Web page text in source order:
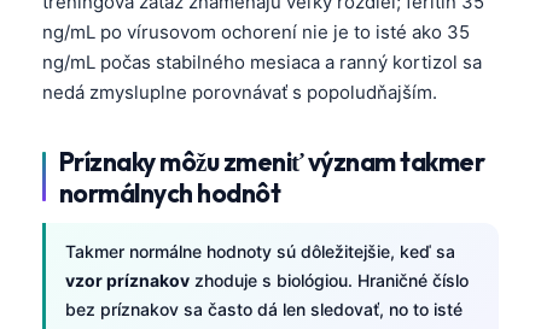
ng/mL po vírusovom ochorení nie je to isté ako 35
ng/mL počas stabilného mesiaca a ranný kortizol sa
nedá zmysluplne porovnávať s popoludňajším.
Príznaky môžu zmeniť význam takmer
normálnych hodnôt
Takmer normálne hodnoty sú dôležitejšie, keď sa
vzor príznakov zhoduje s biológiou. Hraničné číslo
bez príznakov sa často dá len sledovať, no to isté